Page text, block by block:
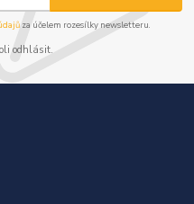
za účelem rozesílky newsletteru.
odhlásit.